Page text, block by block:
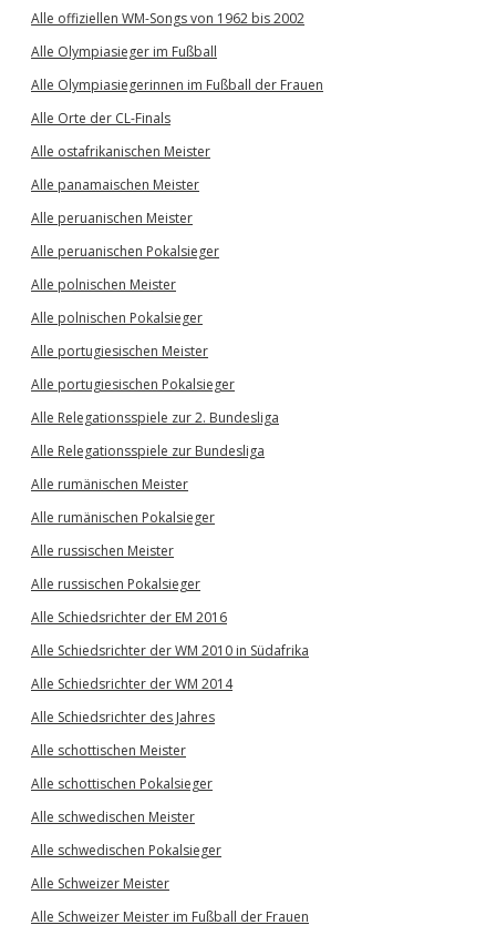
Alle offiziellen WM-Songs von 1962 bis 2002
Alle Olympiasieger im Fußball
Alle Olympiasiegerinnen im Fußball der Frauen
Alle Orte der CL-Finals
Alle ostafrikanischen Meister
Alle panamaischen Meister
Alle peruanischen Meister
Alle peruanischen Pokalsieger
Alle polnischen Meister
Alle polnischen Pokalsieger
Alle portugiesischen Meister
Alle portugiesischen Pokalsieger
Alle Relegationsspiele zur 2. Bundesliga
Alle Relegationsspiele zur Bundesliga
Alle rumänischen Meister
Alle rumänischen Pokalsieger
Alle russischen Meister
Alle russischen Pokalsieger
Alle Schiedsrichter der EM 2016
Alle Schiedsrichter der WM 2010 in Südafrika
Alle Schiedsrichter der WM 2014
Alle Schiedsrichter des Jahres
Alle schottischen Meister
Alle schottischen Pokalsieger
Alle schwedischen Meister
Alle schwedischen Pokalsieger
Alle Schweizer Meister
Alle Schweizer Meister im Fußball der Frauen